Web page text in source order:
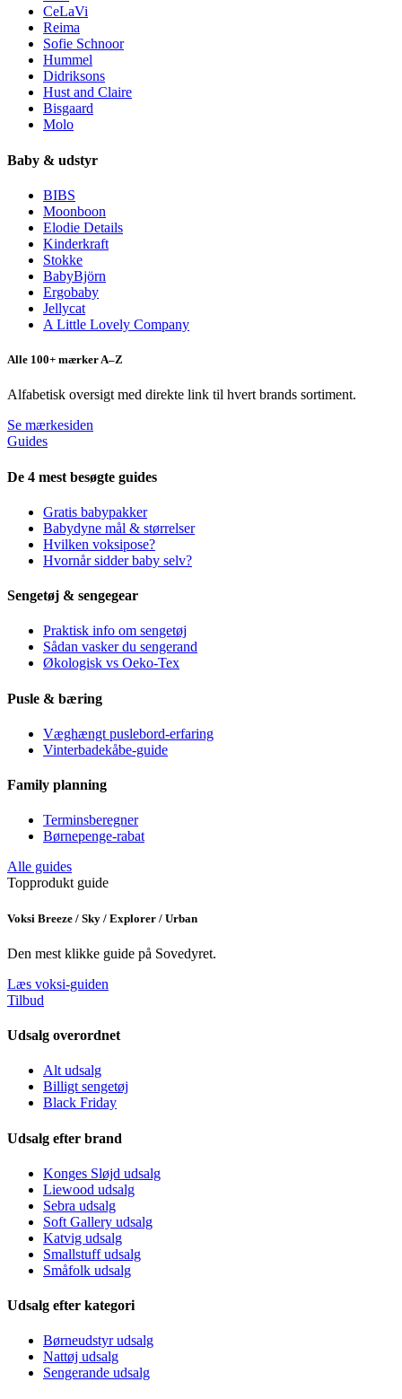
CeLaVi
Reima
Sofie Schnoor
Hummel
Didriksons
Hust and Claire
Bisgaard
Molo
Baby & udstyr
BIBS
Moonboon
Elodie Details
Kinderkraft
Stokke
BabyBjörn
Ergobaby
Jellycat
A Little Lovely Company
Alle 100+ mærker A–Z
Alfabetisk oversigt med direkte link til hvert brands sortiment.
Se mærkesiden
Guides
De 4 mest besøgte guides
Gratis babypakker
Babydyne mål & størrelser
Hvilken voksipose?
Hvornår sidder baby selv?
Sengetøj & sengegear
Praktisk info om sengetøj
Sådan vasker du sengerand
Økologisk vs Oeko-Tex
Pusle & bæring
Væghængt puslebord-erfaring
Vinterbadekåbe-guide
Family planning
Terminsberegner
Børnepenge-rabat
Alle guides
Topprodukt guide
Voksi Breeze / Sky / Explorer / Urban
Den mest klikke guide på Sovedyret.
Læs voksi-guiden
Tilbud
Udsalg overordnet
Alt udsalg
Billigt sengetøj
Black Friday
Udsalg efter brand
Konges Sløjd udsalg
Liewood udsalg
Sebra udsalg
Soft Gallery udsalg
Katvig udsalg
Smallstuff udsalg
Småfolk udsalg
Udsalg efter kategori
Børneudstyr udsalg
Nattøj udsalg
Sengerande udsalg